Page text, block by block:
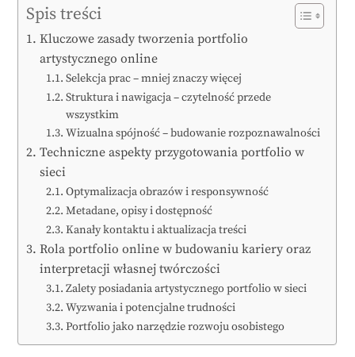
Spis treści
Kluczowe zasady tworzenia portfolio
artystycznego online
Selekcja prac – mniej znaczy więcej
Struktura i nawigacja – czytelność przede
wszystkim
Wizualna spójność – budowanie rozpoznawalności
Techniczne aspekty przygotowania portfolio w
sieci
Optymalizacja obrazów i responsywność
Metadane, opisy i dostępność
Kanały kontaktu i aktualizacja treści
Rola portfolio online w budowaniu kariery oraz
interpretacji własnej twórczości
Zalety posiadania artystycznego portfolio w sieci
Wyzwania i potencjalne trudności
Portfolio jako narzędzie rozwoju osobistego